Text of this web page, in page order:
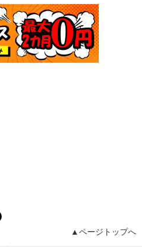
▲ページトップへ